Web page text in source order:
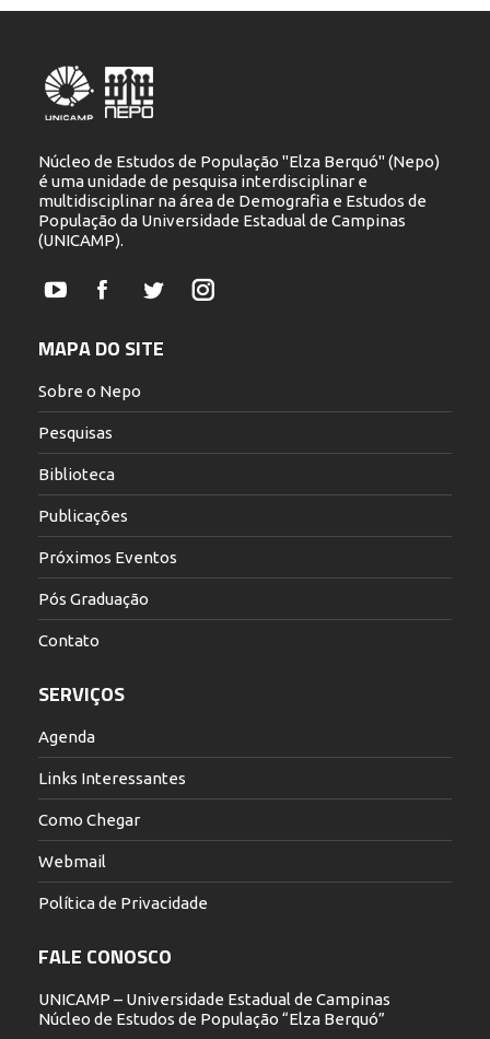
Núcleo de Estudos de População "Elza Berquó" (Nepo)
é uma unidade de pesquisa interdisciplinar e
multidisciplinar na área de Demografia e Estudos de
População da Universidade Estadual de Campinas
(UNICAMP).
YouTubeFacebookTwitterInstagram
MAPA DO SITE
Sobre o Nepo
Pesquisas
Biblioteca
Publicações
Próximos Eventos
Pós Graduação
Contato
SERVIÇOS
Agenda
Links Interessantes
Como Chegar
Webmail
Política de Privacidade
FALE CONOSCO
UNICAMP – Universidade Estadual de Campinas
Núcleo de Estudos de População “Elza Berquó”